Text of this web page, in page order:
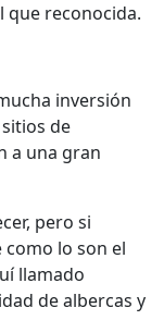
que reconocida.
inversión
de
a una gran
pero si
lo son el
llamado
de albercas y